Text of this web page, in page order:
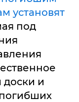
установят
под
и